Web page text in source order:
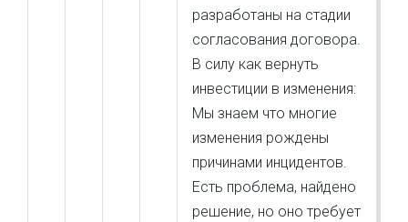
разработаны на стадии
согласования договора.
В силу как вернуть
инвестиции в изменения:
Мы знаем что многие
изменения рождены
причинами инцидентов.
Есть проблема, найдено
решение, но оно требует